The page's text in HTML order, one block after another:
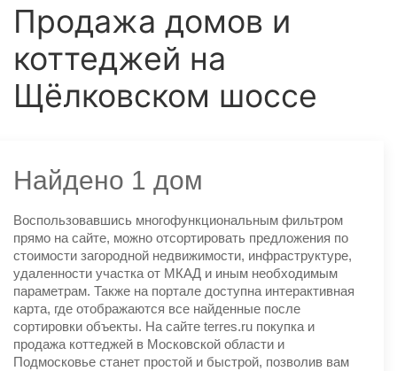
Продажа домов и
коттеджей на
Щёлковском шоссе
Найдено 1 дом
Воспользовавшись многофункциональным фильтром
прямо на сайте, можно отсортировать предложения по
стоимости загородной недвижимости, инфраструктуре,
удаленности участка от МКАД и иным необходимым
параметрам. Также на портале доступна интерактивная
карта, где отображаются все найденные после
сортировки объекты. На сайте terres.ru покупка и
продажа коттеджей в Московской области и
Подмосковье станет простой и быстрой, позволив вам